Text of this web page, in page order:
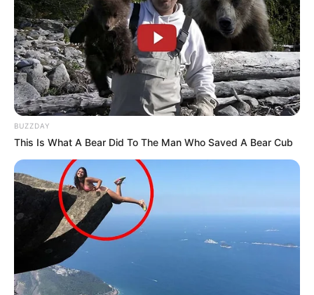
BUZZDAY
This Is What A Bear Did To The Man Who Saved A Bear Cub